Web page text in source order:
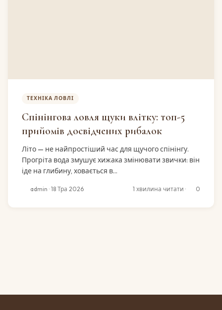
ТЕХНІКА ЛОВЛІ
Спінінгова ловля щуки влітку: топ-5
прийомів досвідчених рибалок
Літо — не найпростіший час для щучого спінінгу.
Прогріта вода змушує хижака змінювати звички: він
іде на глибину, ховається в…
admin · 18 Тра 2026 1 хвилина читати · 0